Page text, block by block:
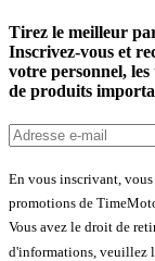
Tirez le meilleur
Inscrivez-vous et
votre personnel, les
de produits
En vous inscrivant, vous
promotions de
Vous avez le droit de
d'informations, veuillez